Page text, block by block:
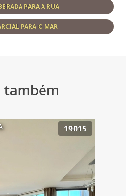
PARA A RUA
PARA O MAR
também
19015